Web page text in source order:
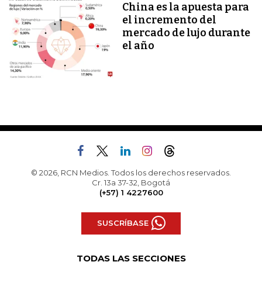
China es la apuesta para
el incremento del
mercado de lujo durante
el año
© 2026, RCN Medios. Todos los derechos reservados.
Cr. 13a 37-32, Bogotá
(+57) 1 4227600
SUSCRÍBASE
TODAS LAS SECCIONES